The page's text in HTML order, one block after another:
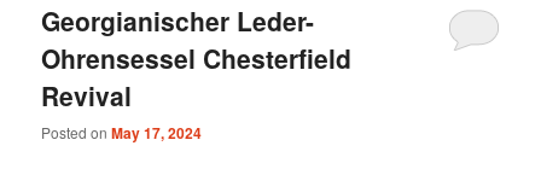
Georgianischer Leder-
Ohrensessel Chesterfield
Revival
Posted onMay 17, 2024